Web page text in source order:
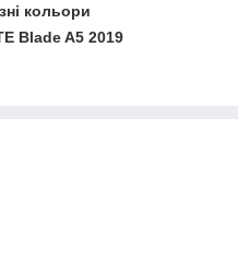
кольори
Blade A5 2019